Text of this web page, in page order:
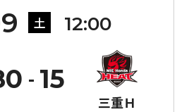
土 12:00
三重Ｈ
15